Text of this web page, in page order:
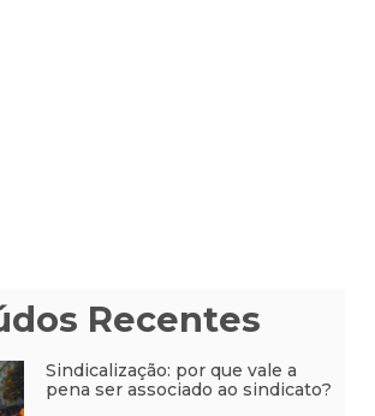
Recentes
Sindicalização: por que vale a
pena ser associado ao sindicato?